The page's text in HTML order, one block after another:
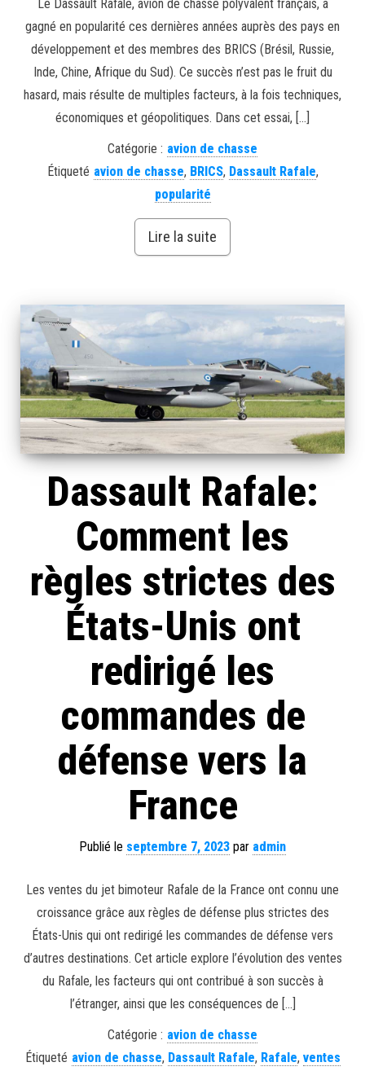
Le Dassault Rafale, avion de chasse polyvalent français, a
gagné en popularité ces dernières années auprès des pays en
développement et des membres des BRICS (Brésil, Russie,
Inde, Chine, Afrique du Sud). Ce succès n’est pas le fruit du
hasard, mais résulte de multiples facteurs, à la fois techniques,
économiques et géopolitiques. Dans cet essai, […]
Catégorie : avion de chasse
Étiqueté avion de chasse, BRICS, Dassault Rafale,
popularité
Lire la suite
Dassault Rafale:
Comment les
règles strictes des
États-Unis ont
redirigé les
commandes de
défense vers la
France
Publié le septembre 7, 2023 par admin
Les ventes du jet bimoteur Rafale de la France ont connu une
croissance grâce aux règles de défense plus strictes des
États-Unis qui ont redirigé les commandes de défense vers
d’autres destinations. Cet article explore l’évolution des ventes
du Rafale, les facteurs qui ont contribué à son succès à
l’étranger, ainsi que les conséquences de […]
Catégorie : avion de chasse
Étiqueté avion de chasse, Dassault Rafale, Rafale, ventes